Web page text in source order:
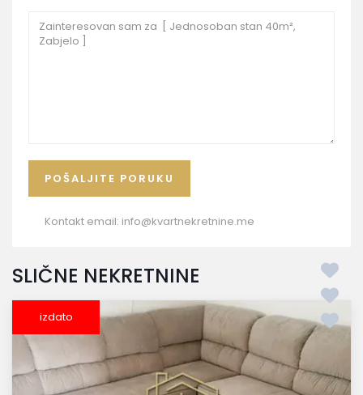
Kontakt email: info@kvartnekretnine.me
SLIČNE NEKRETNINE
izdato